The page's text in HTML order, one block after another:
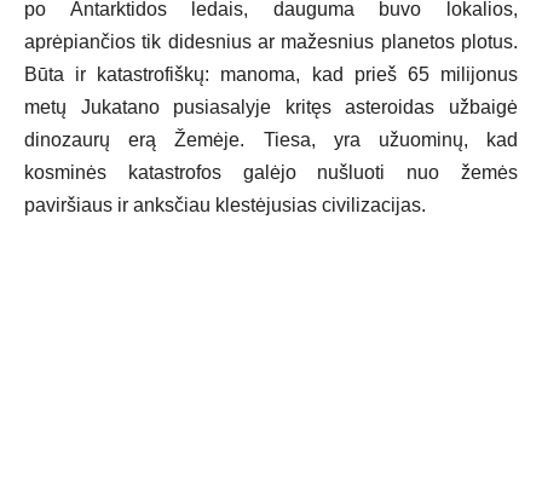
po Antarktidos ledais, dauguma buvo lokalios,
aprėpiančios tik didesnius ar mažesnius planetos plotus.
Būta ir katastrofiškų: manoma, kad prieš 65 milijonus
metų Jukatano pusiasalyje kritęs asteroidas užbaigė
dinozaurų erą Žemėje. Tiesa, yra užuominų, kad
kosminės katastrofos galėjo nušluoti nuo žemės
paviršiaus ir anksčiau klestėjusias civilizacijas.